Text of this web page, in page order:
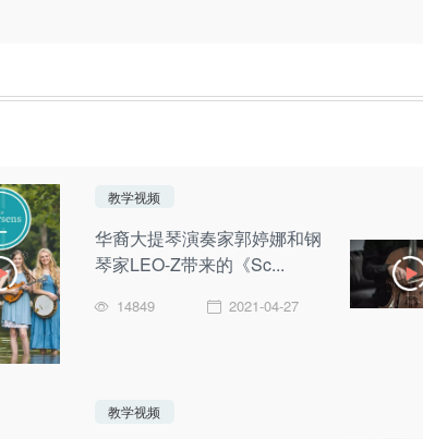
教学视频
华裔大提琴演奏家郭婷娜和钢
琴家LEO-Z带来的《Sc...
14849 2021-04-27
教学视频